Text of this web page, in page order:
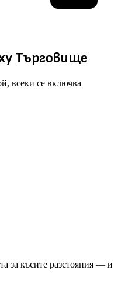
Търговище
всеки се включва
за късите разстояния — и